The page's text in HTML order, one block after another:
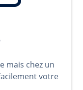
mais chez un
votre